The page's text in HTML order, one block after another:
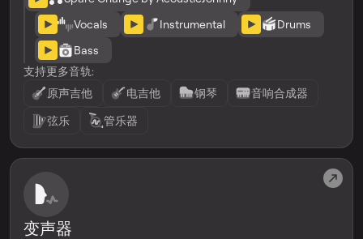
Vocals
Instrumental
Drums
Bass
支持更多音轨:
原声吉他
电吉他 钢琴
音响合成器
弦乐
管乐器
变声器